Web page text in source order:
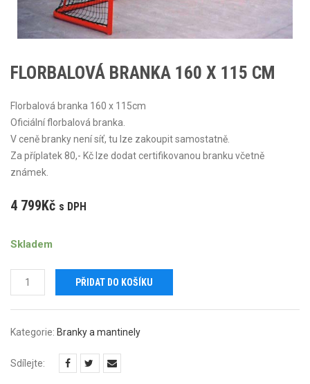
FLORBALOVÁ BRANKA 160 X 115 CM
Florbalová branka 160 x 115cm
Oficiální florbalová branka.
V ceně branky není síť, tu lze zakoupit samostatně.
Za příplatek 80,- Kč lze dodat certifikovanou branku včetně
známek.
4 799Kč s DPH
Skladem
Florbalová
branka
160
x
cm
PŘIDAT DO KOŠÍKU
Kategorie: Branky a mantinely
Sdílejte: